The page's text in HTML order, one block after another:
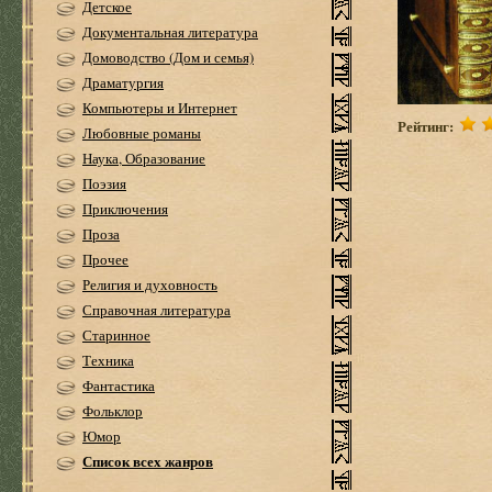
Детское
Документальная литература
Домоводство (Дом и семья)
Драматургия
Компьютеры и Интернет
Любовные романы
Наука, Образование
Поэзия
Приключения
Проза
Прочее
Религия и духовность
Справочная литература
Старинное
Техника
Фантастика
Фольклор
Юмор
Список всех жанров
Рейтинг: